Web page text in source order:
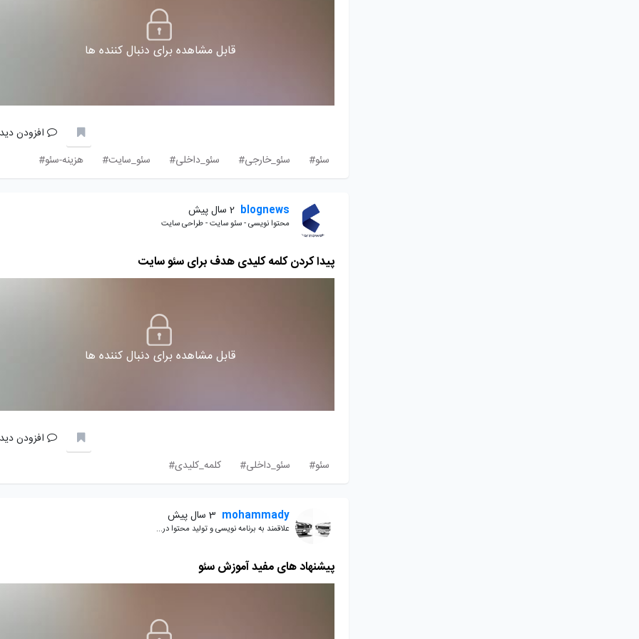
قابل مشاهده برای دنبال کننده ها
افزودن
سئو#
سئو_خارجی# سئو_داخلی# سئو_سایت# هزینه-سئو#
blognews 2 سال پیش
محتوا نویسی - سئو سایت - طراحی سایت
پیدا کردن کلمه کلیدی هدف برای سئو سایت
قابل مشاهده برای دنبال کننده ها
افزودن
سئو#
سئو_داخلی# کلمه_کلیدی#
mohammady 3 سال پیش
علاقمند به برنامه نویسی و تولید محتوا در...
پیشنهاد های مفید آموزش سئو